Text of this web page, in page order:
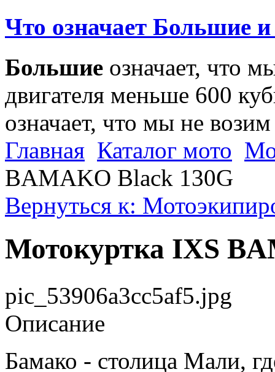
Что означает Большие
Большие означает, что
двигателя меньше 600
означает, что мы не
Главная Каталог мото
BAMAKO Black 130G
Вернуться к:
Мотокуртка IXS
pic_53906a3cc5af5.jpg
Описание
Бамако - столица Мали,